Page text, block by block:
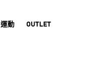
運動 OUTLET